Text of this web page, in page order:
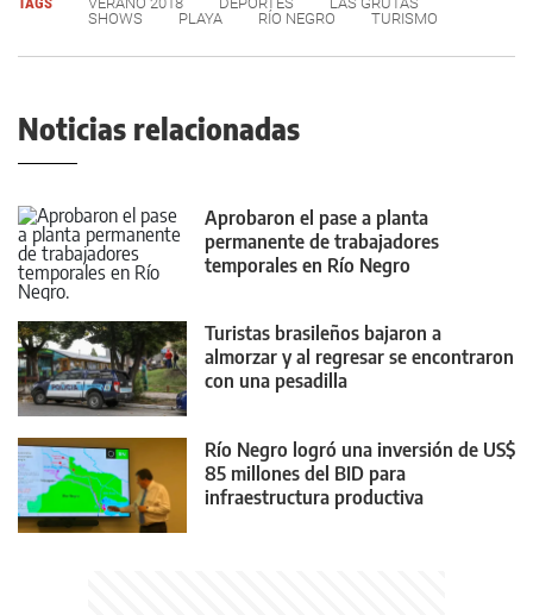
SHOWS
PLAYA RÍO NEGRO TURISMO
Noticias relacionadas
Aprobaron el pase a planta
permanente de trabajadores
temporales en Río Negro
Turistas brasileños bajaron a
almorzar y al regresar se encontraron
con una pesadilla
Río Negro logró una inversión de US$
85 millones del BID para
infraestructura productiva